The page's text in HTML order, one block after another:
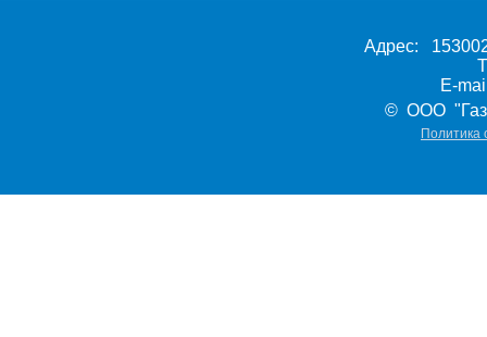
Адрес:
E-
© ООО
Политика